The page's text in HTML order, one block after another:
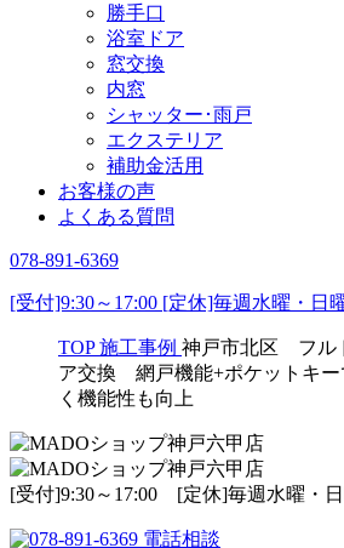
勝手口
浴室ドア
窓交換
内窓
シャッター･雨戸
エクステリア
補助金活用
お客様の声
よくある質問
078-891-6369
[受付]9:30～17:00 [定休]毎週水曜・日
TOP 施工事例 神戸市北区 フル
ア交換 網戸機能+ポケットキー
く機能性も向上
[受付]9:30～17:00 [定休]毎週水曜・日
電話相談